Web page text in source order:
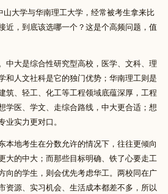
大学与华南理工大学，经常被考生拿来比
近，到底该选哪一个？这是个高频问题，值
中大是综合性研究型高校，医学、文科、理
和人文社科是它的独门优势；华南理工则是
筑、轻工、化工等工程领域底蕴深厚，工程
学医、学文、走综合路线，中大更合适；想
业实力更对口。
本地考生在分数允许的情况下，往往更倾向
大的中大；而那些目标明确、铁了心要走工
向的学生，则会优先考虑华工。两校同在广
资源、实习机会、生活成本都差不多，所以